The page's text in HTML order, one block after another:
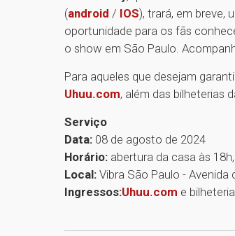
(android / IOS), trará, em breve,
oportunidade para os fãs
o show em São Paulo.
Para aqueles que desejam
Uhuu.com, além das bilheterias
Serviço
Data: 08 de agosto de 2024
Horário: abertura da casa às
Local: Vibra São Paulo - Avenida
Ingressos:Uhuu.com e